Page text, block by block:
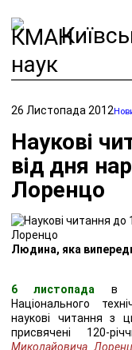
наук
26 Листопада 2012
Наукові
від дня
Лоренцо
Людина, яка
6 листопада в
Національного
наукові читання з
присвячені 120-
Миколайовича